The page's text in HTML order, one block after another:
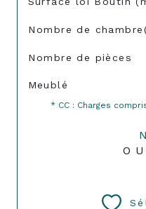
Nombre de
Nombre de pièces
Meublé
* CC : Charges